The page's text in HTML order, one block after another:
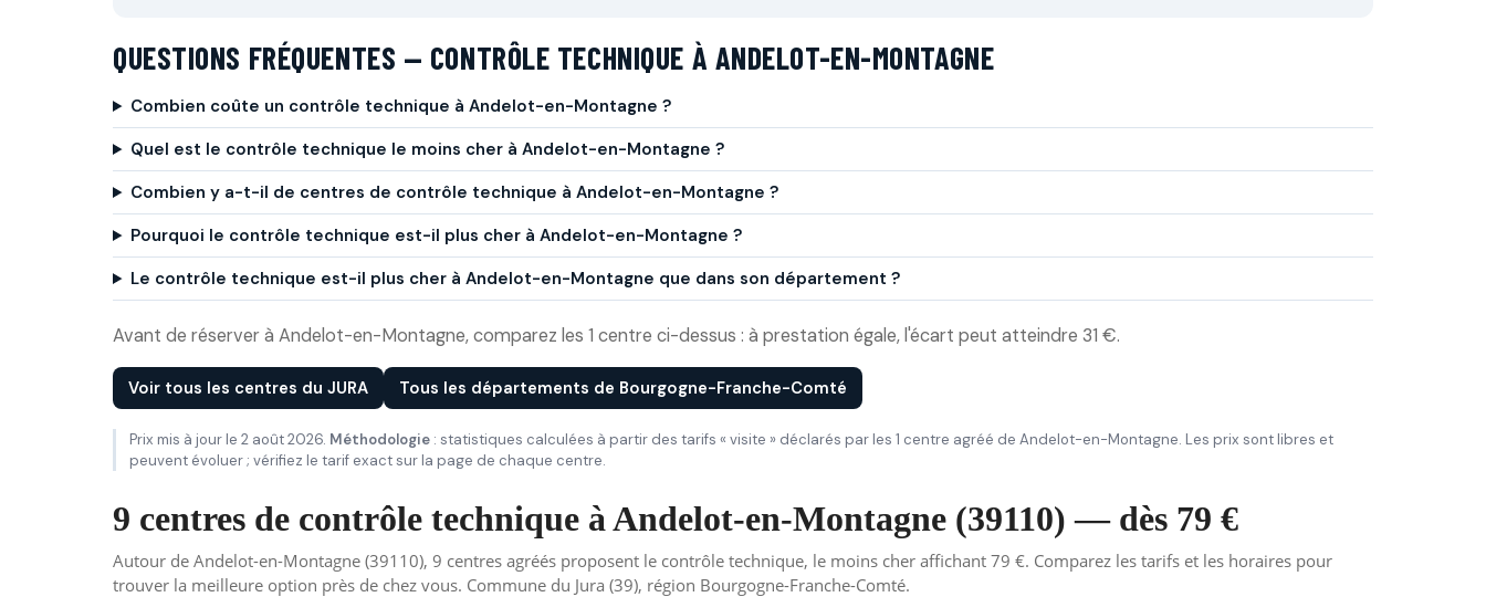
QUESTIONS FRÉQUENTES — CONTRÔLE TECHNIQUE À ANDELOT-EN-MONTAGNE
Combien coûte un contrôle technique à Andelot-en-Montagne ?
Quel est le contrôle technique le moins cher à Andelot-en-Montagne ?
Combien y a-t-il de centres de contrôle technique à Andelot-en-Montagne ?
Pourquoi le contrôle technique est-il plus cher à Andelot-en-Montagne ?
Le contrôle technique est-il plus cher à Andelot-en-Montagne que dans son département ?
Avant de réserver à Andelot-en-Montagne, comparez les 1 centre ci-dessus : à prestation égale, l'écart peut atteindre 31 €.
Voir tous les centres du JURA Tous les départements de Bourgogne-Franche-Comté
Prix mis à jour le 2 août 2026. Méthodologie : statistiques calculées à partir des tarifs « visite » déclarés par les 1 centre agréé de Andelot-en-Montagne. Les prix sont libres et
peuvent évoluer ; vérifiez le tarif exact sur la page de chaque centre.
9 centres de contrôle technique à Andelot-en-Montagne (39110) — dès 79 €
Autour de Andelot-en-Montagne (39110), 9 centres agréés proposent le contrôle technique, le moins cher affichant 79 €. Comparez les tarifs et les horaires pour
trouver la meilleure option près de chez vous. Commune du Jura (39), région Bourgogne-Franche-Comté.